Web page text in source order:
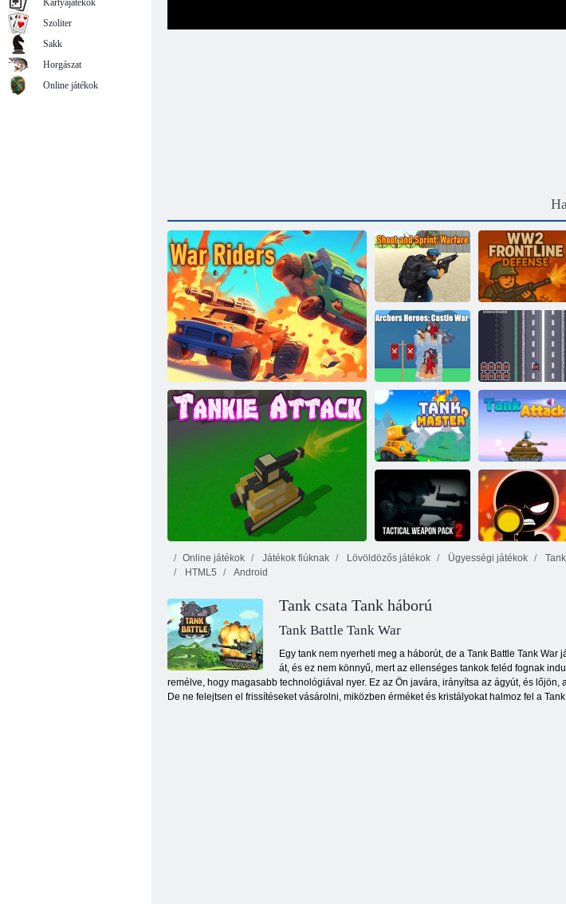
Háborús versenyzők
Lő és sprint:
hadviselés
WW2 frontvonal
védelme
Íjászok hősei:
Várháború
Szupervédő
tartály
Tartálytámadás
Tartálymester Tank támadás 2
Online játékok Játékok fiúknak Lövöldözős játékok Ügyességi játékok
HTML5
Android
Tank csata Tank háború
Tank Battle Tank War
Egy tank nem nyerheti meg a háborút, de a Tank Battle Tank
át, és ez nem könnyű, mert az ellenséges tankok feléd fognak
remélve, hogy magasabb technológiával nyer. Ez az Ön javára, irányítsa az ágyút, és
De ne felejtsen el frissítéseket vásárolni, miközben érméket és kristályokat halmoz fel a
Kártyajátékok
Szoliter
Sakk
Horgászat
Online játékok